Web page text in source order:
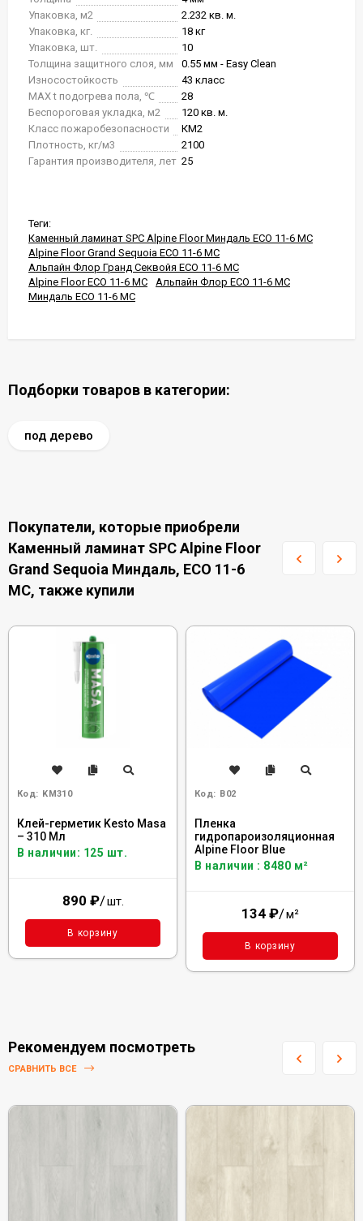
Упаковка, м2
2.232 кв. м.
Упаковка, кг.
18 кг
Упаковка, шт.
10
Толщина защитного слоя, мм
0.55 мм - Easy Clean
Износостойкость
43 класс
MAX t подогрева пола, ℃
28
Беспороговая укладка, м2
120 кв. м.
Класс пожаробезопасности
КМ2
Плотность, кг/м3
2100
Гарантия производителя, лет 25
Теги:
Каменный ламинат SPC Alpine Floor Миндаль ECO 11-6 MC
Alpine Floor Grand Sequoia ECO 11-6 MC
Альпайн Флор Гранд Секвойя ECO 11-6 MC
Alpine Floor ECO 11-6 MC
Альпайн Флор ECO 11-6 MC
Миндаль ECO 11-6 MC
Подборки товаров в категории:
под дерево
Покупатели, которые приобрели
Каменный ламинат SPC Alpine Floor
Grand Sequoia Миндаль, ECO 11-6
MC, также купили
Код: KM310
Клей-герметик Kesto Masa
– 310 Мл
В наличии: 125 шт.
890 ₽/шт.
В корзину
Код: B02
Пленка
гидропароизоляционная
Alpine Floor Blue
В наличии : 8480 м²
134 ₽/м²
В корзину
Рекомендуем посмотреть
СРАВНИТЬ ВСЕ